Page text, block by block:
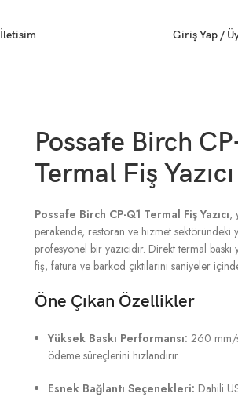
İletisim Giriş Yap /
Possafe Birch
Termal Fiş Yazıcı
Possafe Birch CP-Q1 Termal Fiş Yazıcı,
perakende, restoran ve hizmet sektöründeki
profesyonel bir yazıcıdır. Direkt termal
fiş, fatura ve barkod çıktılarını saniyeler
Öne Çıkan Özellikler
Yüksek Baskı Performansı: 260 mm/s
ödeme süreçlerini hızlandırır.
Esnek Bağlantı Seçenekleri: Dahili